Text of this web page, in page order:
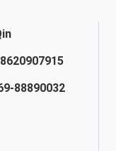
88890032